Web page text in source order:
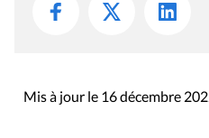
Mis à jour le 16 décembre